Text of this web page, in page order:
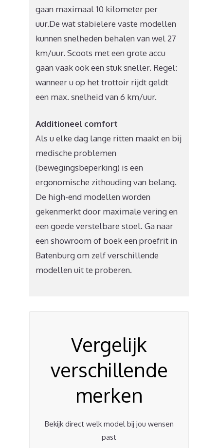
gaan maximaal 10 kilometer per
uur.De wat stabielere vaste modellen
kunnen snelheden behalen van wel 27
km/uur. Scoots met een grote accu
gaan vaak ook een stuk sneller. Regel:
wanneer u op het trottoir rijdt geldt
een max. snelheid van 6 km/uur.
Additioneel comfort
Als u elke dag lange ritten maakt en bij
medische problemen
(bewegingsbeperking) is een
ergonomische zithouding van belang.
De high-end modellen worden
gekenmerkt door maximale vering en
een goede verstelbare stoel. Ga naar
een showroom of boek een proefrit in
Batenburg om zelf verschillende
modellen uit te proberen.
Vergelijk
verschillende
merken
Bekijk direct welk model bij jou wensen
past